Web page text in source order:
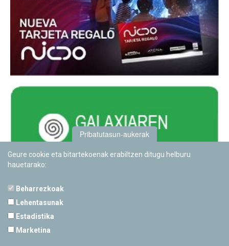
Pribatutasun-aukerak
Geure cookie eta bitartekoenak erabiltzen ditugu helburu
hauetarako:
Beharrezkoak
Lehentasunak
Estadistika
Marketina